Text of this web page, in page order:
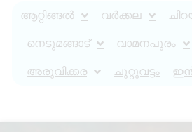
ആറ്റിങ്ങൽ വർക്കല
നെടുമങ്ങാട് വാമനപുരം
അരുവിക്കര ചുറ്റുവട്ടം